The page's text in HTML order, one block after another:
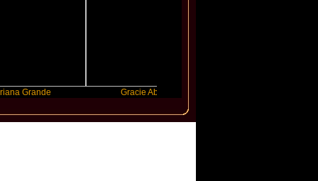
Gracie Abrams